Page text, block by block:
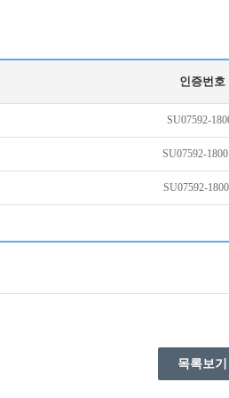
인증번호
SU07592-
SU07592-
SU07592-
목록보기